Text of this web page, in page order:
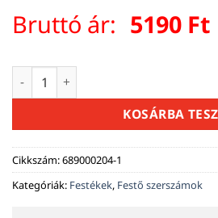
Bruttó ár: 5190 Ft
Svájci glettelő fa nyéllel 130 mm x
KOSÁRBA
Cikkszám:689000204-1
Kategóriák: Festékek, Festő szerszámok